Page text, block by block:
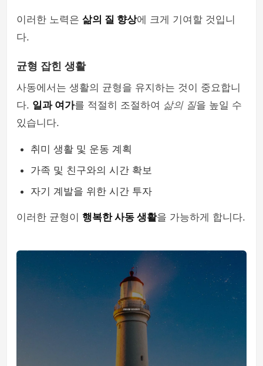
이러한 노력은 삶의 질 향상에 크게 기여할 것입니
다.
균형 잡힌 생활
사동에서는 생활의 균형을 유지하는 것이 중요합니
다. 일과 여가를 적절히 조절하여 삶의 질을 높일 수
있습니다.
취미 생활 및 운동 계획
가족 및 친구와의 시간 확보
자기 계발을 위한 시간 투자
이러한 균형이 행복한 사동 생활을 가능하게 합니다.